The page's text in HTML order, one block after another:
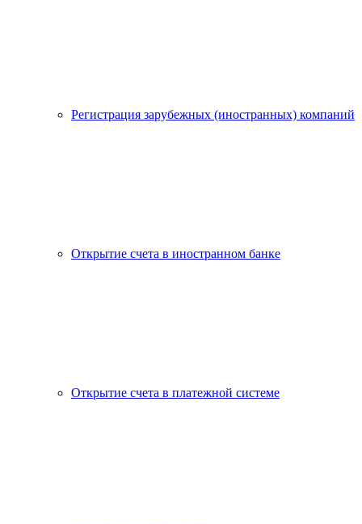
Регистрация зарубежных (иностранных) компаний
Открытие счета в иностранном банке
Открытие счета в платежной системе